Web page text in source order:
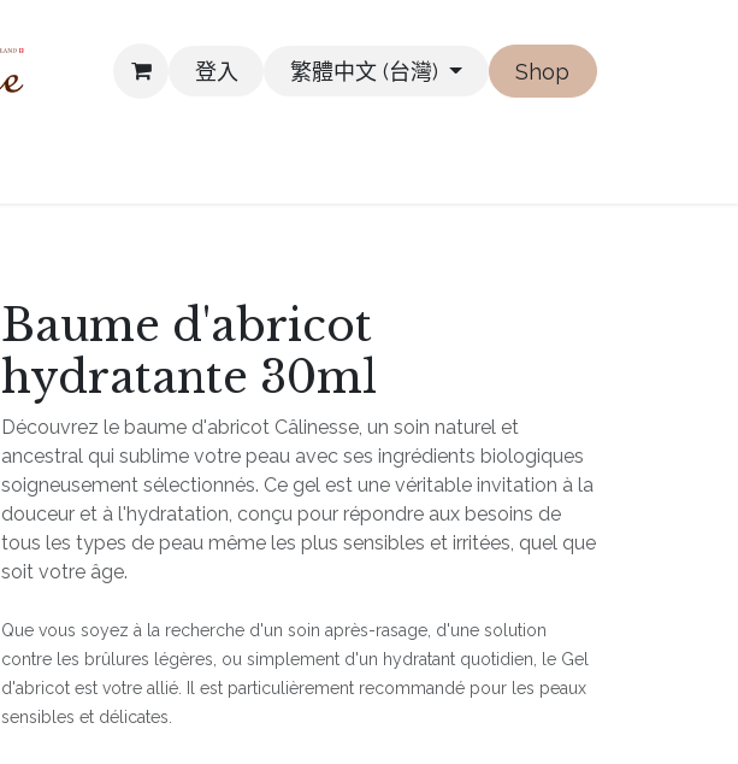
登入 繁體中文 (台灣) Shop
Baume d'abricot
hydratante 30ml
Découvrez le baume d'abricot Câlinesse, un soin naturel et
ancestral qui sublime votre peau avec ses ingrédients biologiques
soigneusement sélectionnés. Ce gel est une véritable invitation à la
douceur et à l'hydratation, conçu pour répondre aux besoins de
tous les types de peau même les plus sensibles et irritées, quel que
soit votre âge.
Que vous soyez à la recherche d'un soin après-rasage, d'une solution
contre les brûlures légères, ou simplement d'un hydratant quotidien, le Gel
d'abricot est votre allié. Il est particulièrement recommandé pour les peaux
sensibles et délicates.